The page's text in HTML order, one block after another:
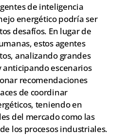
de inteligencia
energético podría ser
desafíos. En lugar de
estos agentes
analizando grandes
escenarios
recomendaciones
de coordinar
teniendo en
del mercado como las
los procesos industriales.